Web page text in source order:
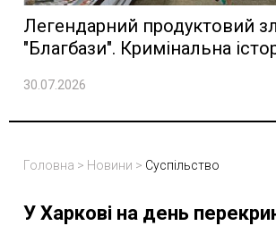
Легендарний продуктовий
"Благбази". Кримінальна
30.07.2026
Головна > Новини > Суспільство
У Харкові на день